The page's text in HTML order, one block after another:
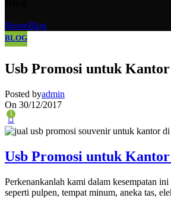
HomeBlog
BLOG
Usb Promosi untuk
Posted byadmin
On 30/12/2017
1
Usb Promosi untuk
Perkenankanlah kami dalam kesempatan
seperti pulpen, tempat minum, aneka tas,